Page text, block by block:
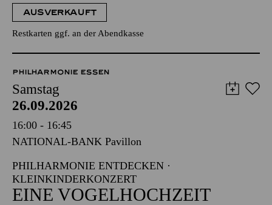
AUSVERKAUFT
Restkarten ggf. an der Abendkasse
PHILHARMONIE ESSEN
Samstag
26.09.2026
16:00 - 16:45
NATIONAL-BANK Pavillon
PHILHARMONIE ENTDECKEN ·
KLEINKINDERKONZERT
EINE VOGELHOCHZEIT